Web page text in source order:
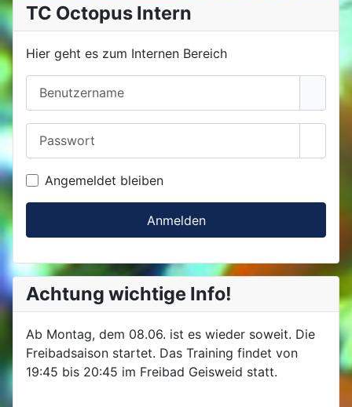
TC Octopus Intern
Hier geht es zum Internen Bereich
Angemeldet bleiben
Anmelden
Achtung wichtige Info!
Ab Montag, dem 08.06. ist es wieder soweit. Die
Freibadsaison startet. Das Training findet von
19:45 bis 20:45 im Freibad Geisweid statt.